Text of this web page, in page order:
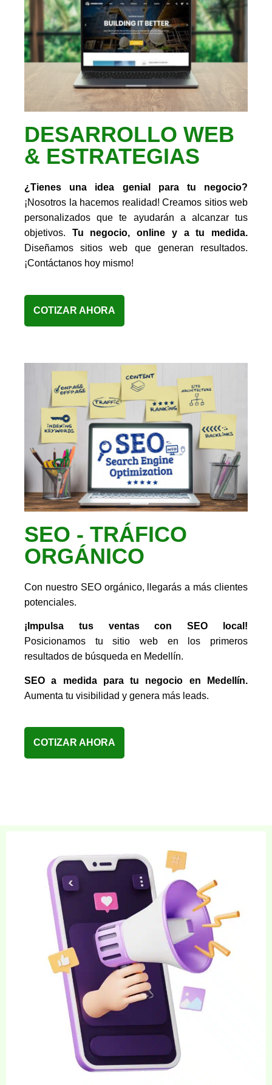
DESARROLLO WEB
& ESTRATEGIAS
¿Tienes una idea genial para tu negocio?
¡Nosotros la hacemos realidad! Creamos sitios web
personalizados que te ayudarán a alcanzar tus
objetivos. Tu negocio, online y a tu medida.
Diseñamos sitios web que generan resultados.
¡Contáctanos hoy mismo!
COTIZAR AHORA
SEO - TRÁFICO
ORGÁNICO
Con nuestro SEO orgánico, llegarás a más clientes
potenciales.
¡Impulsa tus ventas con SEO local!
Posicionamos tu sitio web en los primeros
resultados de búsqueda en Medellín.
SEO a medida para tu negocio en Medellín.
Aumenta tu visibilidad y genera más leads.
COTIZAR AHORA